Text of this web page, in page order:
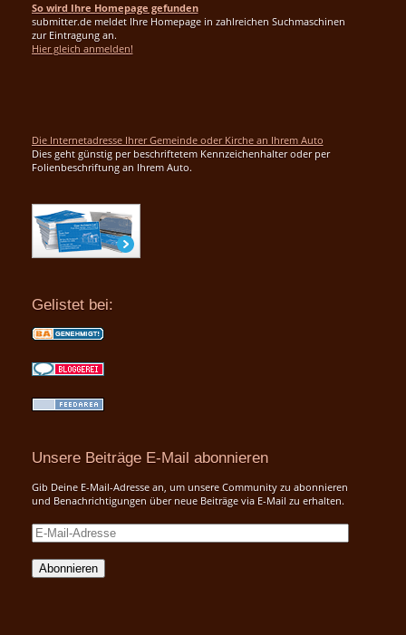
So wird Ihre Homepage gefunden
submitter.de meldet Ihre Homepage in zahlreichen Suchmaschinen
zur Eintragung an.
Hier gleich anmelden!
Die Internetadresse Ihrer Gemeinde oder Kirche an Ihrem Auto
Dies geht günstig per beschriftetem Kennzeichenhalter oder per
Folienbeschriftung an Ihrem Auto.
Gelistet bei:
Unsere Beiträge E-Mail abonnieren
Gib Deine E-Mail-Adresse an, um unsere Community zu abonnieren
und Benachrichtigungen über neue Beiträge via E-Mail zu erhalten.
E-
Mail-
Adresse